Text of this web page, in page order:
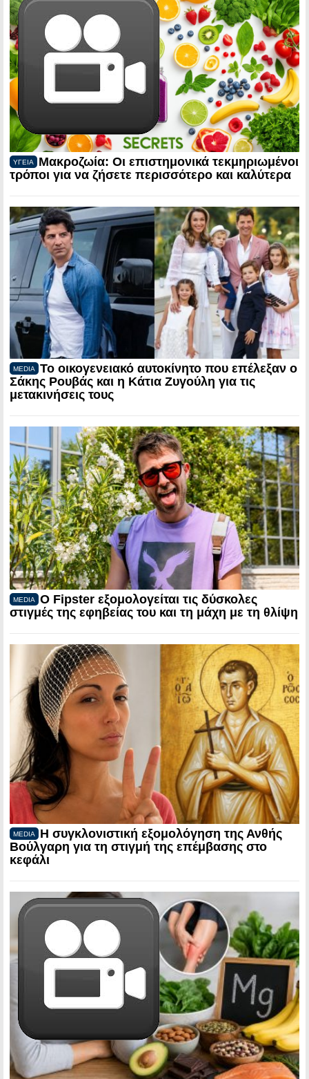
ΥΓΕΙΑ
Μακροζωία: Οι επιστημονικά τεκμηριωμένοι
τρόποι για να ζήσετε περισσότερο και καλύτερα
MEDIA
Το οικογενειακό αυτοκίνητο που επέλεξαν ο
Σάκης Ρουβάς και η Κάτια Ζυγούλη για τις
μετακινήσεις τους
MEDIA
Ο Fipster εξομολογείται τις δύσκολες
στιγμές της εφηβείας του και τη μάχη με τη θλίψη
MEDIA
Η συγκλονιστική εξομολόγηση της Ανθής
Βούλγαρη για τη στιγμή της επέμβασης στο
κεφάλι